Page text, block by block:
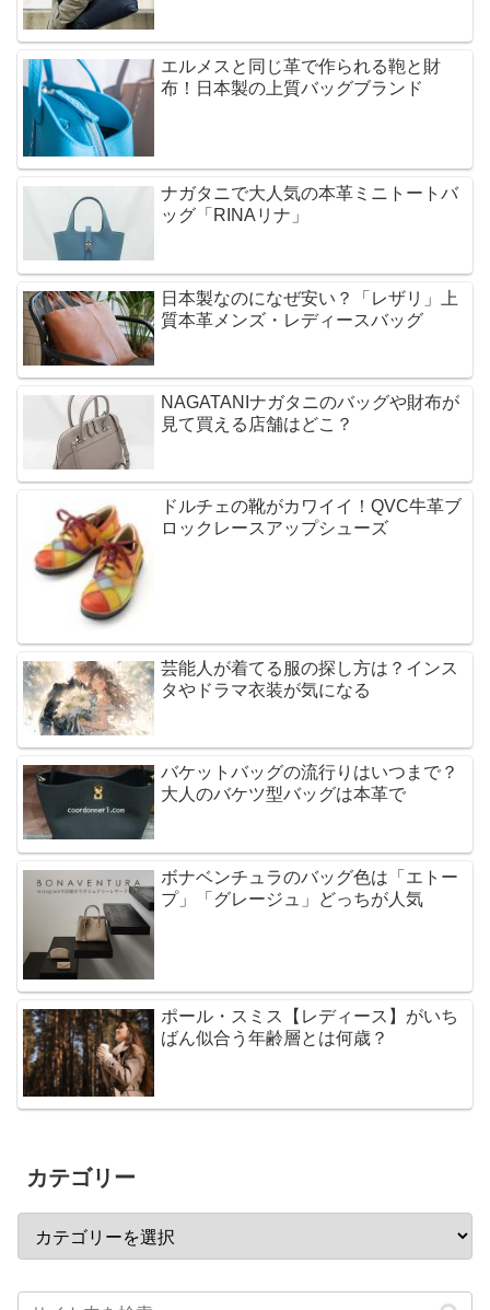
エルメスと同じ革で作られる鞄と財
布！日本製の上質バッグブランド
ナガタニで大人気の本革ミニトートバ
ッグ「RINAリナ」
日本製なのになぜ安い？「レザリ」上
質本革メンズ・レディースバッグ
NAGATANIナガタニのバッグや財布が
見て買える店舗はどこ？
ドルチェの靴がカワイイ！QVC牛革ブ
ロックレースアップシューズ
芸能人が着てる服の探し方は？インス
タやドラマ衣装が気になる
バケットバッグの流行りはいつまで？
大人のバケツ型バッグは本革で
ボナベンチュラのバッグ色は「エトー
プ」「グレージュ」どっちが人気
ポール・スミス【レディース】がいち
ばん似合う年齢層とは何歳？
カテゴリー